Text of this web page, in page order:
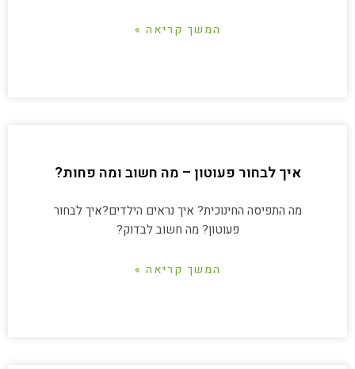
המשך קריאה »
איך לבחור פעוטון – מה חשוב ומה פחות?
מה התפיסה החינוכית? איך נראים הילדים?איך לבחור
פעוטון? מה חשוב לבדוק?
המשך קריאה »